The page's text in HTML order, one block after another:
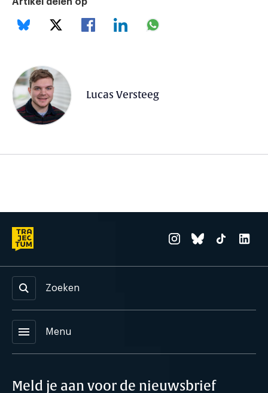
Lucas Versteeg
Zoeken
menu Menu
Meld je aan voor de nieuwsbrief